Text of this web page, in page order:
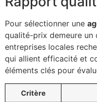
Pour sélectionner une
qualité-prix demeure un
entreprises locales
qui allient efficacité et
éléments clés pour
Critère